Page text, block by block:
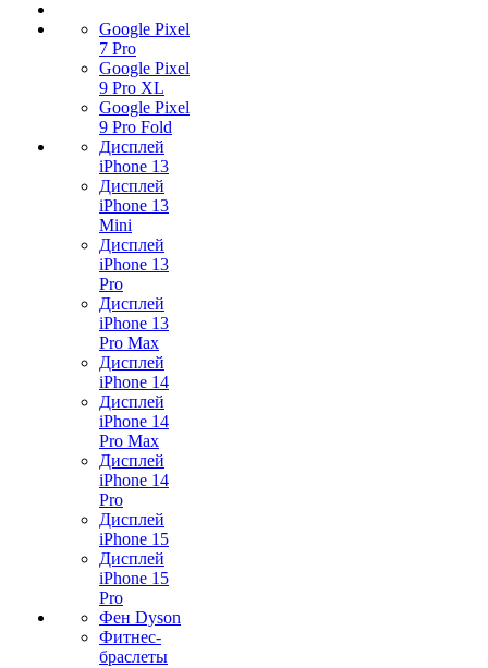
Google Pixel
7 Pro
Google Pixel
9 Pro XL
Google Pixel
9 Pro Fold
Дисплей
iPhone 13
Дисплей
iPhone 13
Mini
Дисплей
iPhone 13
Pro
Дисплей
iPhone 13
Pro Max
Дисплей
iPhone 14
Дисплей
iPhone 14
Pro Max
Дисплей
iPhone 14
Pro
Дисплей
iPhone 15
Дисплей
iPhone 15
Pro
Фен Dyson
Фитнес-
браслеты